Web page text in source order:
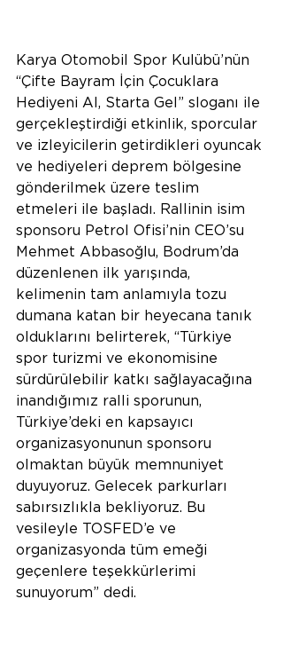
Karya Otomobil Spor Kulübü’nün
“Çifte Bayram İçin Çocuklara
Hediyeni Al, Starta Gel” sloganı ile
gerçekleştirdiği etkinlik, sporcular
ve izleyicilerin getirdikleri oyuncak
ve hediyeleri deprem bölgesine
gönderilmek üzere teslim
etmeleri ile başladı. Rallinin isim
sponsoru Petrol Ofisi’nin CEO’su
Mehmet Abbasoğlu, Bodrum’da
düzenlenen ilk yarışında,
kelimenin tam anlamıyla tozu
dumana katan bir heyecana tanık
olduklarını belirterek, “Türkiye
spor turizmi ve ekonomisine
sürdürülebilir katkı sağlayacağına
inandığımız ralli sporunun,
Türkiye’deki en kapsayıcı
organizasyonunun sponsoru
olmaktan büyük memnuniyet
duyuyoruz. Gelecek parkurları
sabırsızlıkla bekliyoruz. Bu
vesileyle TOSFED’e ve
organizasyonda tüm emeği
geçenlere teşekkürlerimi
sunuyorum” dedi.